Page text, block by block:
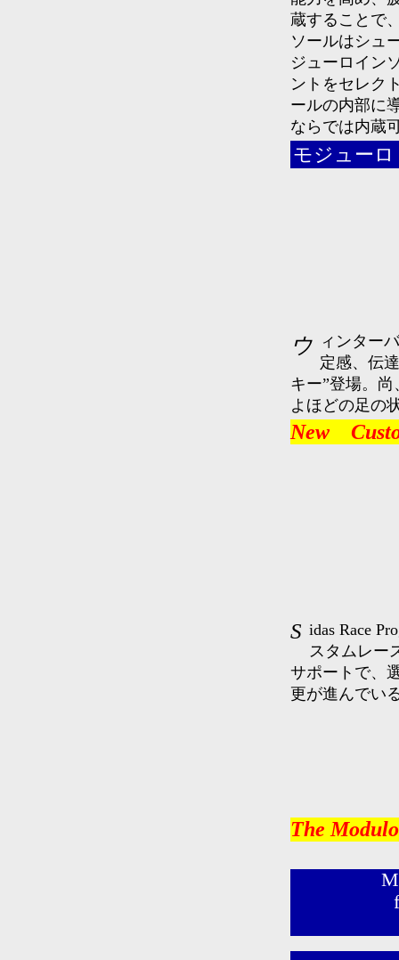
蔵することで
ソールはシュ
ジューロイン
ントをセレク
ールの内部に
ならでは内蔵
モジュー
ウィンターバージョンで、好評のブロックタイプ仕様。足裏の安
定感、伝
キー”登場。
よほどの足の
New
Sidas Race Program からのアイテム。２０２３シーズン初登場のカ
スタムレー
サポートで、
更が進んでい
The